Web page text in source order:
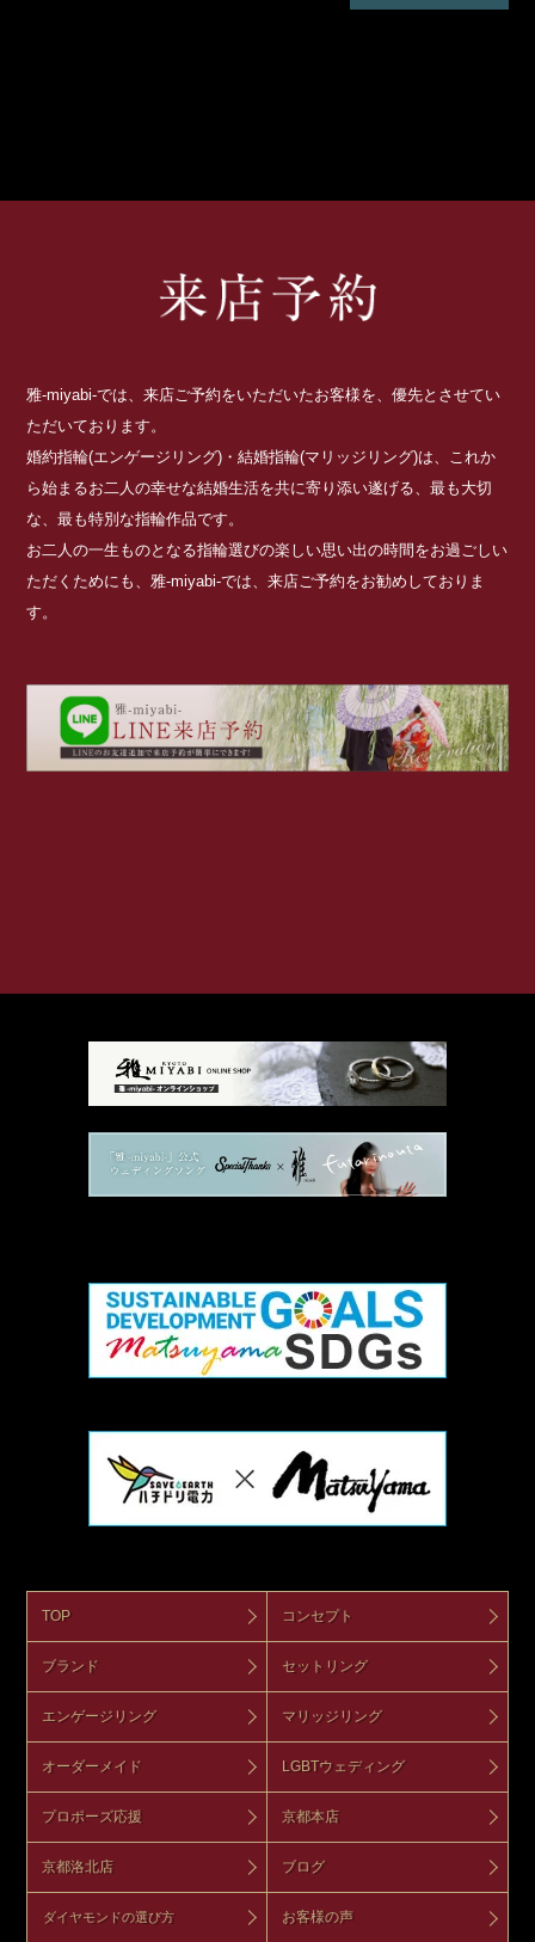
雅-miyabi-では、来店ご予約をいただいたお客様を、優先とさせてい
ただいております。
婚約指輪(エンゲージリング)・結婚指輪(マリッジリング)は、これか
ら始まるお二人の幸せな結婚生活を共に寄り添い遂げる、最も大切
な、最も特別な指輪作品です。
お二人の一生ものとなる指輪選びの楽しい思い出の時間をお過ごしい
ただくためにも、雅-miyabi-では、来店ご予約をお勧めしておりま
す。
TOP コンセプト
ブランド セットリング
エンゲージリング マリッジリング
オーダーメイド LGBTウェディング
プロポーズ応援 京都本店
京都洛北店 ブログ
ダイヤモンドの選び方 お客様の声